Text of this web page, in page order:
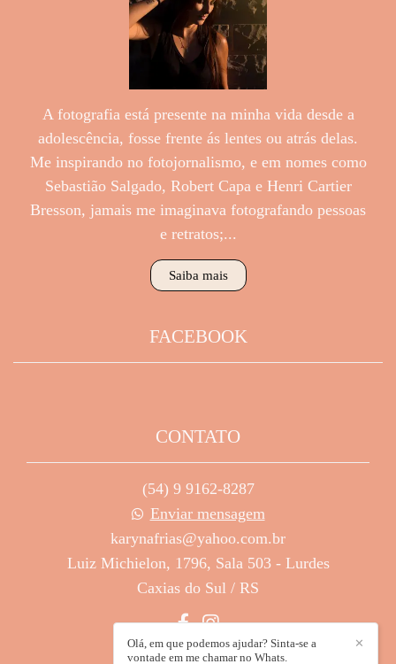
A fotografia está presente na minha vida desde a
adolescência, fosse frente ás lentes ou atrás delas.
Me inspirando no fotojornalismo, e em nomes como
Sebastião Salgado, Robert Capa e Henri Cartier
Bresson, jamais me imaginava fotografando pessoas
e retratos;...
Saiba mais
FACEBOOK
CONTATO
(54) 9 9162-8287
Enviar mensagem
karynafrias@yahoo.com.br
Luiz Michielon, 1796, Sala 503 - Lurdes
Caxias do Sul / RS
✕
Olá, em que podemos ajudar? Sinta-se a
vontade em me chamar no Whats.